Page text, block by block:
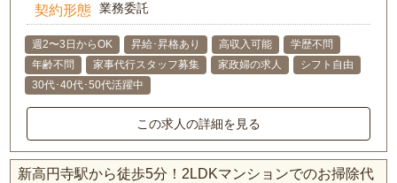
契約形態 業務委託
週2〜3日からOK 昇給･昇格あり 高収入可能
学歴不問
年齢不問
家事代行スタッフ募集 家政婦の求人
シフト自由
30代･40代･50代活躍中
この求人の詳細を見る
新高円寺駅から徒歩5分！2LDKマンションでのお掃除代